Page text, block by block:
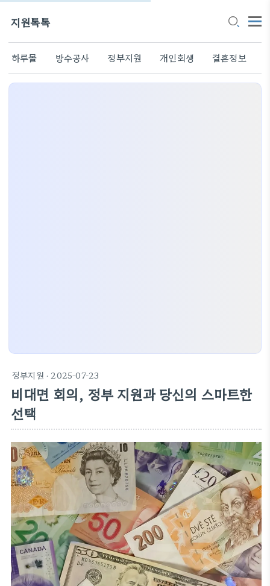
지원톡톡
하루몰 방수공사 정부지원 개인회생 결혼정보
정부지원 · 2025-07-23
비대면 회의, 정부 지원과 당신의 스마트한
선택